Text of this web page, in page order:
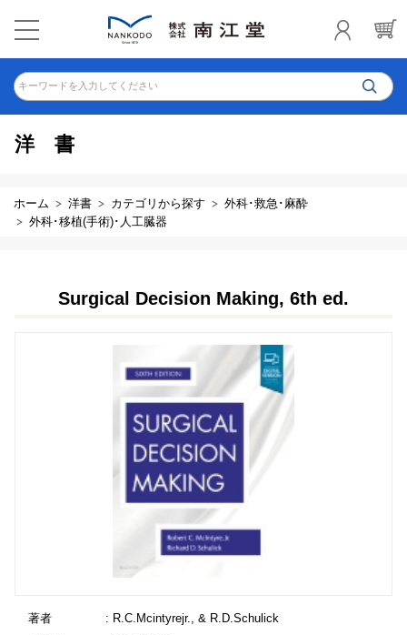
キーワードを入力してください
洋書
ホーム 洋書 カテゴリから探す
外科･救急･麻酔
外科･移植(手術)･人工臓器
Surgical Decision Making, 6th ed.
著者
: R.C.Mcintyrejr., & R.D.Schulick